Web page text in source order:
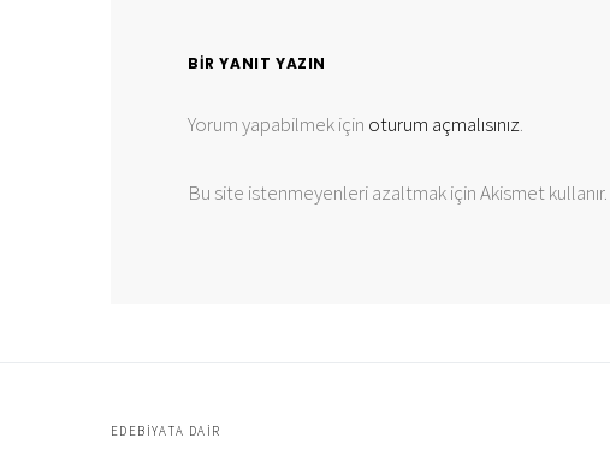
BIR YANIT YAZIN
Yorum yapabilmek için oturum açmalısınız.
Bu site istenmeyenleri azaltmak için Akismet kullanır.
EDEBIYATA DAIR